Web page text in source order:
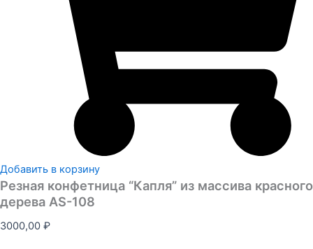
Добавить в корзину
Резная конфетница “Капля” из массива красного
дерева AS-108
3000,00 ₽